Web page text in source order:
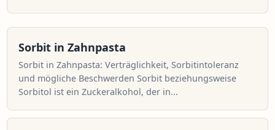
Sorbit in Zahnpasta
Sorbit in Zahnpasta: Verträglichkeit, Sorbitintoleranz
und mögliche Beschwerden Sorbit beziehungsweise
Sorbitol ist ein Zuckeralkohol, der in...